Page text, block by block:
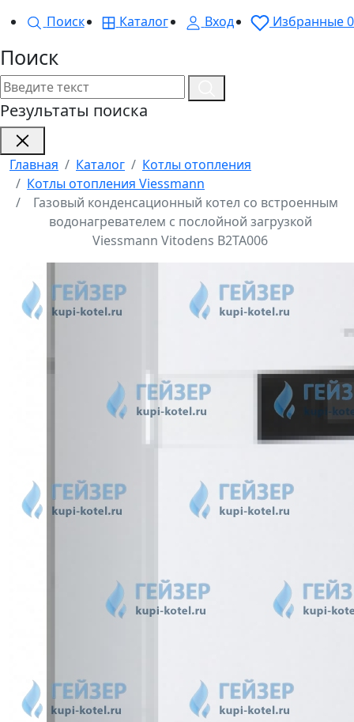
Поиск
Каталог Вход Избранные0
Поиск
Результаты поиска
Главная Каталог
Котлы отопления
Котлы отопления Viessmann
Газовый конденсационный котел со встроенным
водонагревателем с послойной загрузкой
Viessmann Vitodens B2TA006